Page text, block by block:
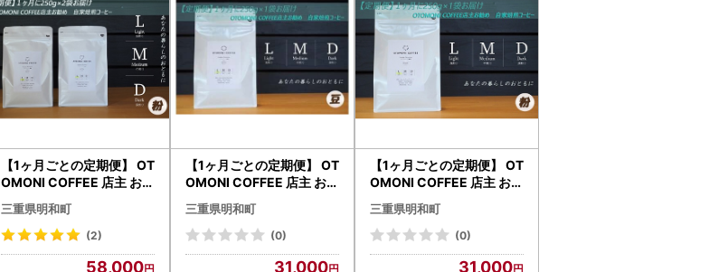
【1ヶ月ごとの定期便】 OT
OMONI COFFEE 店主 お勧
め 豆をお届け！ ２５０g×
２袋「粉」OT6 コーヒー
珈琲 焙煎 自家焙煎 豆 粉 C
OFFEE おすすめ くつろぎ
おうち時間 定期便 M1639
三重県明和町
(2)
58,000
【1ヶ月ごとの定期便】 OT
OMONI COFFEE 店主 お勧
め 豆をお届け！２５０g×
１袋「豆」OT7 コーヒー
珈琲 焙煎 自家焙煎 豆 粉 選
べる COFFEE おすすめ く
つろぎ おうち時間 定期便
三重県明和町
(0)
31,000
【1ヶ月ごとの定期便】 OT
OMONI COFFEE 店主 お勧
め 豆をお届け！ ２５０g×
１袋「粉」OT8 コーヒー
珈琲 焙煎 自家焙煎 豆 粉 C
OFFEE おすすめ くつろぎ
おうち時間 定期便 M1641-
三重県明和町
(0)
31,000